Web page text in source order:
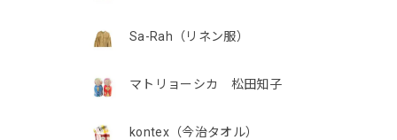
Sa-Rah（リネン服）
マトリョーシカ 松田知子
kontex（今治タオル）